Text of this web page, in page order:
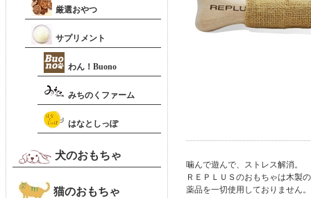
噛んで遊んで、ストレス解消。
ＲＥＰＬＵＳのおもちゃは木製
薬品を一切使用しておりません。
厳選おやつ
サプリメント
わん！Buono
みちのくファーム
はなとしっぽ
犬のおもちゃ
猫のおもちゃ